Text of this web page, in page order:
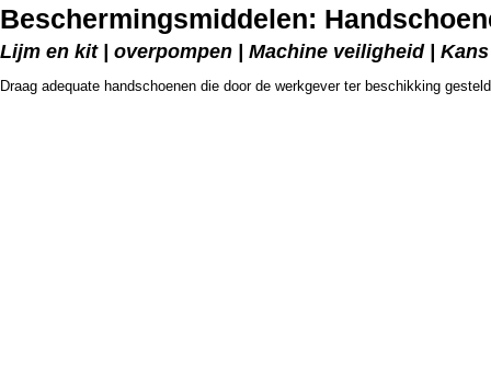
Beschermingsmiddelen:
Lijm en kit | overpompen | Machine veiligheid |
Draag adequate handschoenen die door de werkgever ter beschikking